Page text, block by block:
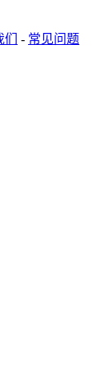
- 常见问题